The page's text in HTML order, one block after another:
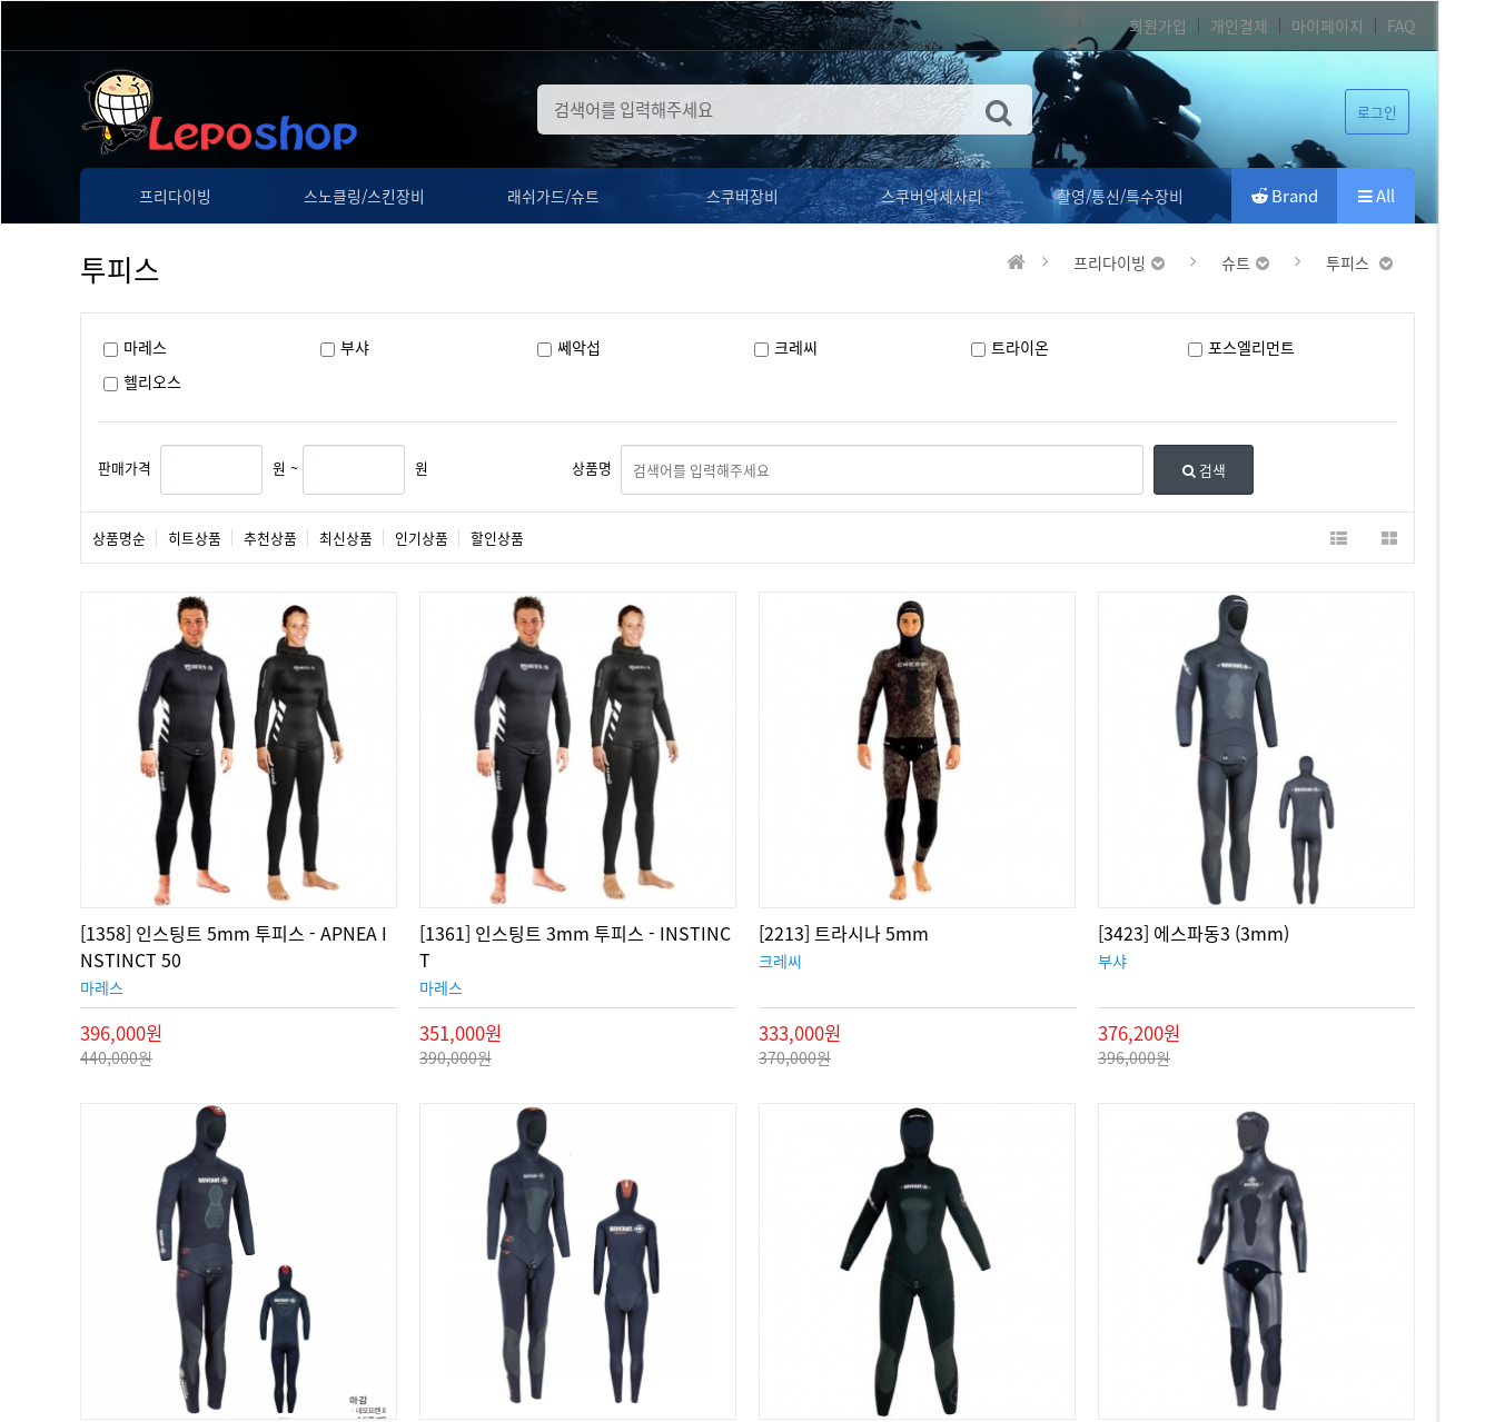
회원가입 개인결제 마이페이지 FAQ
로그인
All
Brand
프리다이빙 스노클링/스킨장비 래쉬가드/슈트 스쿠버장비 스쿠버악세사리 촬영/통신/특수장비
투피스 프리다이빙 슈트 투피스
마레스 부샤 쎄악섭 크레씨 트라이온
포스엘리먼트
헬리오스
판매가격 원 ~ 원 상품명 검색
상품명순 히트상품 추천상품 최신상품 인기상품 할인상품
[1358] 인스팅트 5mm 투피스 - APNEA I
NSTINCT 50
마레스
396,000원
440,000원
[1361] 인스팅트 3mm 투피스 - INSTINC
T
마레스
351,000원
390,000원
[2213] 트라시나 5mm
크레씨
333,000원
370,000원
[3423] 에스파동3 (3mm)
부샤
376,200원
396,000원